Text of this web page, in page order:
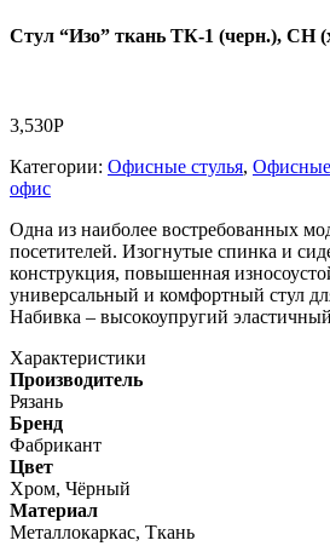
Стул “Изо” ткань ТК-1 (черн.), СН
3,530Р
Категории: Офисные стулья, Офисные
офис
Одна из наиболее востребованных
посетителей. Изогнутые спинка и
конструкция, повышенная
универсальный и комфортный стул
Набивка – высокоупругий
Характеристики
Производитель
Рязань
Бренд
Фабрикант
Цвет
Хром, Чёрный
Материал
Металлокаркас, Ткань